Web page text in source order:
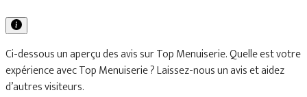
Ci-dessous un aperçu des avis sur Top Menuiserie. Quelle est votre
expérience avec Top Menuiserie ? Laissez-nous un avis et aidez
d’autres visiteurs.